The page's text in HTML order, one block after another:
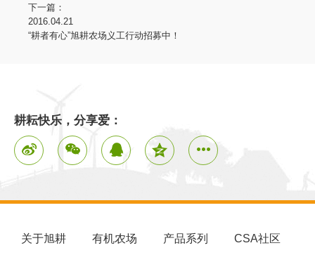
下一篇：
2016.04.21
“耕者有心”旭耕农场义工行动招募中！
耕耘快乐，分享爱：
关于旭耕 有机农场 产品系列 CSA社区